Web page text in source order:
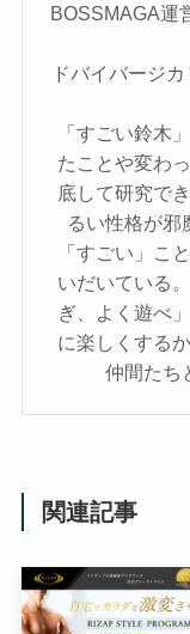
BOSSMAGA運
ドバイバージ
「すごい鈴木
たことや変わ
底して研究で
るい性格が邪
「すごい」こ
いだいている
ぎ、よく遊べ
に楽しくする
仲間たち
関連記事